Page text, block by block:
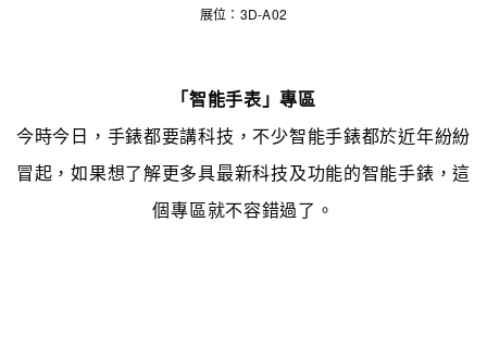
展位：3D-A02
「智能手表」專區
今時今日，手錶都要講科技，不少智能手錶都於近年紛紛
冒起，如果想了解更多具最新科技及功能的智能手錶，這
個專區就不容錯過了 。